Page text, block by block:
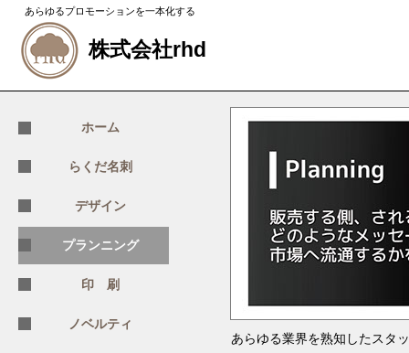
あらゆるプロモーションを一本化する
株式会社rhd
ホーム
らくだ名刺
デザイン
プランニング
印 刷
ノベルティ
あらゆる業界を熟知したスタ